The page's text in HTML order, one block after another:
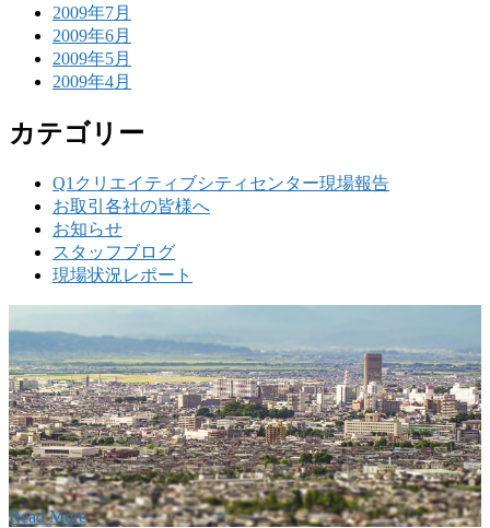
2009年7月
2009年6月
2009年5月
2009年4月
カテゴリー
Q1クリエイティブシティセンター現場報告
お取引各社の皆様へ
お知らせ
スタッフブログ
現場状況レポート
の歴史ある実績・建設技術と、旧カネフジハウス
利くフットワークが結びついた新しい建設会社で
Read More